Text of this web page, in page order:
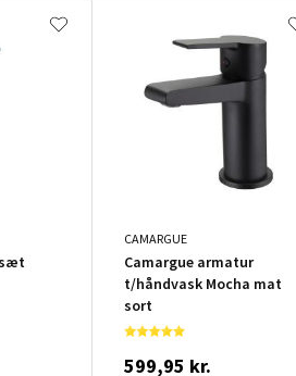
CAMARGUE
Camargue armatur
t/håndvask Mocha mat
sort
599,95 kr.